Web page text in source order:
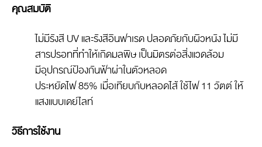
คุณสมบัติ
ไม่มีรังสี UV และรังสีอินฟาเรด ปลอดภัยกับผิวหนัง ไม่มี
สารปรอทที่ทำให้เกิดมลพิษ เป็นมิตรต่อสิ่งแวดล้อม
มีอุปกรณ์ป้องกันฟ้าผ่าในตัวหลอด
ประหยัดไฟ 85% เมื่อเทียบกับหลอดไส้ ใช้ไฟ 11 วัตต์ ให้
แสงแบบเดย์ไลท์
วิธีการใช้งาน